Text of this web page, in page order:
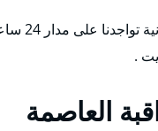
أنسب
.
العاصمة